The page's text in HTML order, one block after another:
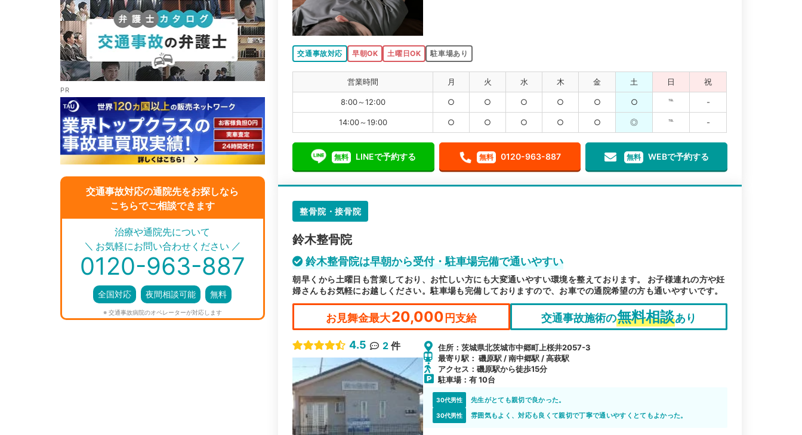
交通事故対応の通院先をお探しなら
こちらでご相談できます
＼ ／
治療や通院先について
お気軽にお問い合わせください
0120-963-887
全国対応 夜間相談可能 無料
※ 交通事故病院のオペレーターが対応します
交通事故対応 早朝OK 土曜日OK 駐車場あり
営業時間 月 火 水 木 金 土 日 祝
8:00～12:00 ○ ○ ○ ○ ○ ○ ℡ -
14:00～19:00 ○ ○ ○ ○ ○ ◎ ℡ -
無料 LINEで予約する 無料 0120-963-887 無料 WEBで予約する
整骨院・接骨院
鈴木整骨院
鈴木整骨院は早朝から受付・駐車場完備で通いやすい
朝早くから土曜日も営業しており、お忙しい方にも大変通いやすい環境を整えております。 お子様連れの方や妊
婦さんもお気軽にお越しください。駐車場も完備しておりますので、お車での通院希望の方も通いやすいです。
お見舞金最大20,000円支給 交通事故施術の無料相談あり
4.5 2 件
住所：茨城県北茨城市中郷町上桜井2057-3
最寄り駅： 磯原駅 / 南中郷駅 / 高萩駅
アクセス：磯原駅から徒歩15分
駐車場：有 10台
30代男性 先生がとても親切で良かった。
30代男性 雰囲気もよく、対応も良くて親切で丁寧で通いやすくとてもよかった。